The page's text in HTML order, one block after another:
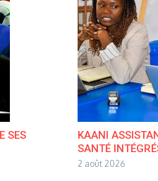
SES
KAANI
SANTÉ
2 août 2026